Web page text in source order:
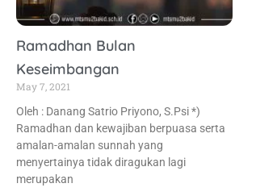
Ramadhan Bulan
Keseimbangan
May 7, 2021
Oleh : Danang Satrio Priyono, S.Psi *)
Ramadhan dan kewajiban berpuasa serta
amalan-amalan sunnah yang
menyertainya tidak diragukan lagi
merupakan